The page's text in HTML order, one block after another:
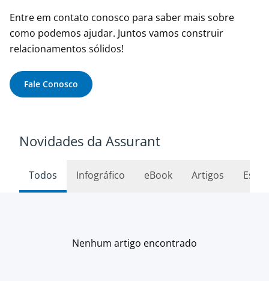
Entre em contato conosco para saber mais sobre
como podemos ajudar. Juntos vamos construir
relacionamentos sólidos!
Fale Conosco
Novidades da Assurant
Todos Infográfico eBook Artigos
Nenhum artigo encontrado